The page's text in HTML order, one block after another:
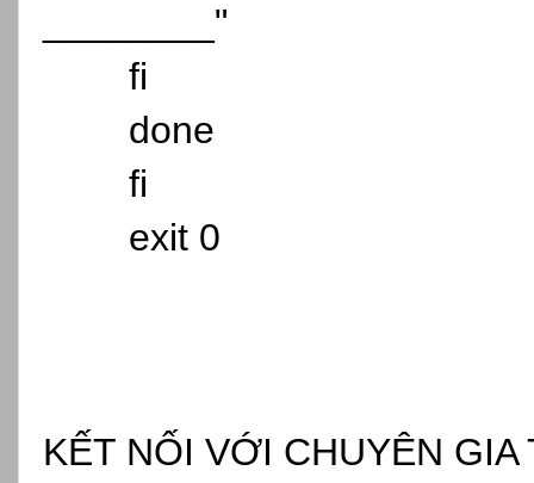
________"
fi
done
fi
exit 0
KẾT NỐI VỚI CHUYÊN